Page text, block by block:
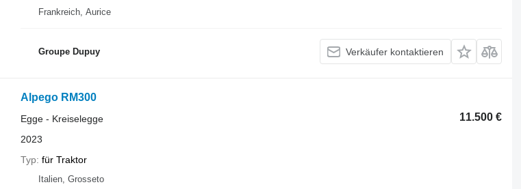
Frankreich, Aurice
Groupe Dupuy Verkäufer kontaktieren
Alpego RM300
11.500 €
Egge - Kreiselegge
2023
Typ für Traktor
Italien, Grosseto